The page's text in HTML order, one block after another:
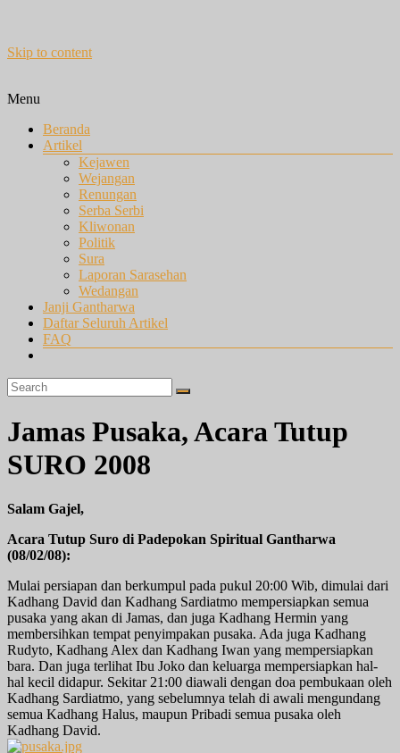
Skip to content
Menu
Beranda
Artikel
Kejawen
Wejangan
Renungan
Serba Serbi
Kliwonan
Politik
Sura
Laporan Sarasehan
Wedangan
Janji Gantharwa
Daftar Seluruh Artikel
FAQ
Jamas Pusaka, Acara Tutup
SURO 2008
Salam Gajel,
Acara Tutup Suro di Padepokan Spiritual Gantharwa
(08/02/08):
Mulai persiapan dan berkumpul pada pukul 20:00 Wib, dimulai dari
Kadhang David dan Kadhang Sardiatmo mempersiapkan semua
pusaka yang akan di Jamas, dan juga Kadhang Hermin yang
membersihkan tempat penyimpakan pusaka. Ada juga Kadhang
Rudyto, Kadhang Alex dan Kadhang Iwan yang mempersiapkan
bara. Dan juga terlihat Ibu Joko dan keluarga mempersiapkan hal-
hal kecil didapur. Sekitar 21:00 diawali dengan doa pembukaan oleh
Kadhang Sardiatmo, yang sebelumnya telah di awali mengundang
semua Kadhang Halus, maupun Pribadi semua pusaka oleh
Kadhang David.